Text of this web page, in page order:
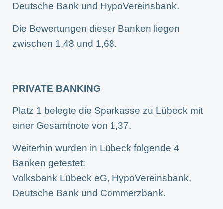
Deutsche Bank und HypoVereinsbank.
Die Bewertungen dieser Banken liegen
zwischen 1,48 und 1,68.
PRIVATE BANKING
Platz 1 belegte die Sparkasse zu Lübeck mit
einer Gesamtnote von 1,37.
Weiterhin wurden in Lübeck folgende 4
Banken getestet:
Volksbank Lübeck eG, HypoVereinsbank,
Deutsche Bank und Commerzbank.